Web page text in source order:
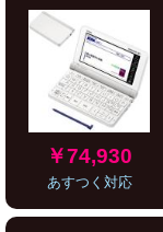
￥74,930
あすつく対応